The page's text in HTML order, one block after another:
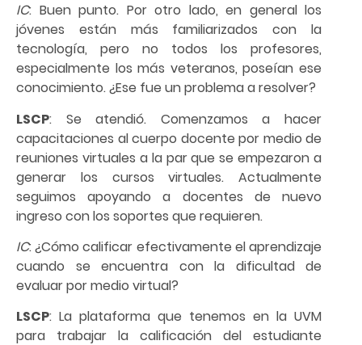
IC: Buen punto. Por otro lado, en general los
jóvenes están más familiarizados con la
tecnología, pero no todos los profesores,
especialmente los más veteranos, poseían ese
conocimiento. ¿Ese fue un problema a resolver?
LSCP: Se atendió. Comenzamos a hacer
capacitaciones al cuerpo docente por medio de
reuniones virtuales a la par que se empezaron a
generar los cursos virtuales. Actualmente
seguimos apoyando a docentes de nuevo
ingreso con los soportes que requieren.
IC: ¿Cómo calificar efectivamente el aprendizaje
cuando se encuentra con la dificultad de
evaluar por medio virtual?
LSCP: La plataforma que tenemos en la UVM
para trabajar la calificación del estudiante